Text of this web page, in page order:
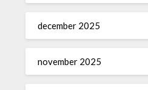
december 2025
november 2025